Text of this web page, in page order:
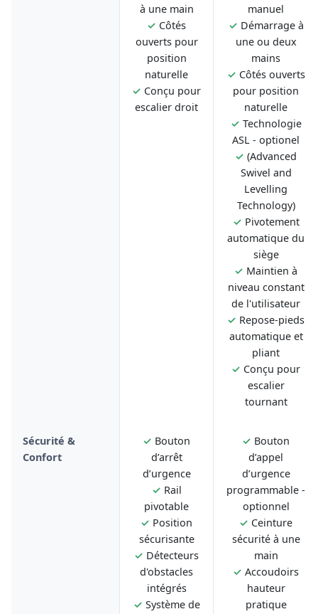
à une main
✓ Côtés
ouverts pour
position
naturelle
✓ Conçu pour
escalier droit
manuel
✓ Démarrage à
une ou deux
mains
✓ Côtés ouverts
pour position
naturelle
✓ Technologie
ASL - optionel
✓ (Advanced
Swivel and
Levelling
Technology)
✓ Pivotement
automatique du
siège
✓ Maintien à
niveau constant
de l'utilisateur
✓ Repose-pieds
automatique et
pliant
✓ Conçu pour
escalier
tournant
Sécurité &
Confort
✓ Bouton
d’arrêt
d’urgence
✓ Rail
pivotable
✓ Position
sécurisante
✓ Détecteurs
d'obstacles
intégrés
✓ Système de
✓ Bouton
d’appel
d’urgence
programmable -
optionnel
✓ Ceinture
sécurité à une
main
✓ Accoudoirs
hauteur
pratique